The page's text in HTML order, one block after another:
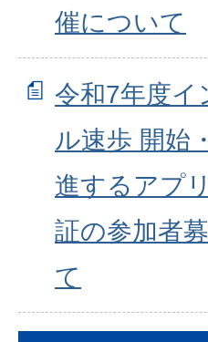
催について
令和7年度イ
ル速歩 開始
進するアプ
証の参加者
て